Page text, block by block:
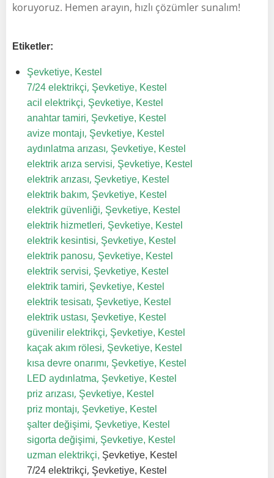
koruyoruz. Hemen arayın, hızlı çözümler sunalım!
Etiketler:
Şevketiye, Kestel
7/24 elektrikçi, Şevketiye, Kestel
acil elektrikçi, Şevketiye, Kestel
anahtar tamiri, Şevketiye, Kestel
avize montajı, Şevketiye, Kestel
aydınlatma arızası, Şevketiye, Kestel
elektrik arıza servisi, Şevketiye, Kestel
elektrik arızası, Şevketiye, Kestel
elektrik bakım, Şevketiye, Kestel
elektrik güvenliği, Şevketiye, Kestel
elektrik hizmetleri, Şevketiye, Kestel
elektrik kesintisi, Şevketiye, Kestel
elektrik panosu, Şevketiye, Kestel
elektrik servisi, Şevketiye, Kestel
elektrik tamiri, Şevketiye, Kestel
elektrik tesisatı, Şevketiye, Kestel
elektrik ustası, Şevketiye, Kestel
güvenilir elektrikçi, Şevketiye, Kestel
kaçak akım rölesi, Şevketiye, Kestel
kısa devre onarımı, Şevketiye, Kestel
LED aydınlatma, Şevketiye, Kestel
priz arızası, Şevketiye, Kestel
priz montajı, Şevketiye, Kestel
şalter değişimi, Şevketiye, Kestel
sigorta değişimi, Şevketiye, Kestel
uzman elektrikçi, Şevketiye, Kestel
7/24 elektrikçi, Şevketiye, Kestel